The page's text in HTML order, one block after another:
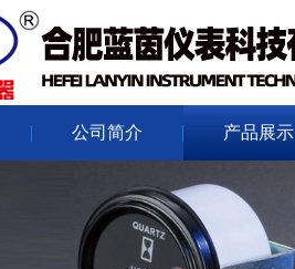
公司简介 产品展示